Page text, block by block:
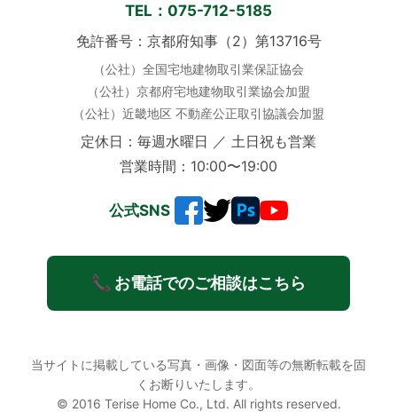
TEL：075-712-5185
免許番号：京都府知事（2）第13716号
（公社）全国宅地建物取引業保証協会
（公社）京都府宅地建物取引業協会加盟
（公社）近畿地区 不動産公正取引協議会加盟
定休日：毎週水曜日 ／ 土日祝も営業
営業時間：10:00〜19:00
公式SNS
📞 お電話でのご相談はこちら
当サイトに掲載している写真・画像・図面等の無断転載を固
くお断りいたします。
© 2016 Terise Home Co., Ltd. All rights reserved.